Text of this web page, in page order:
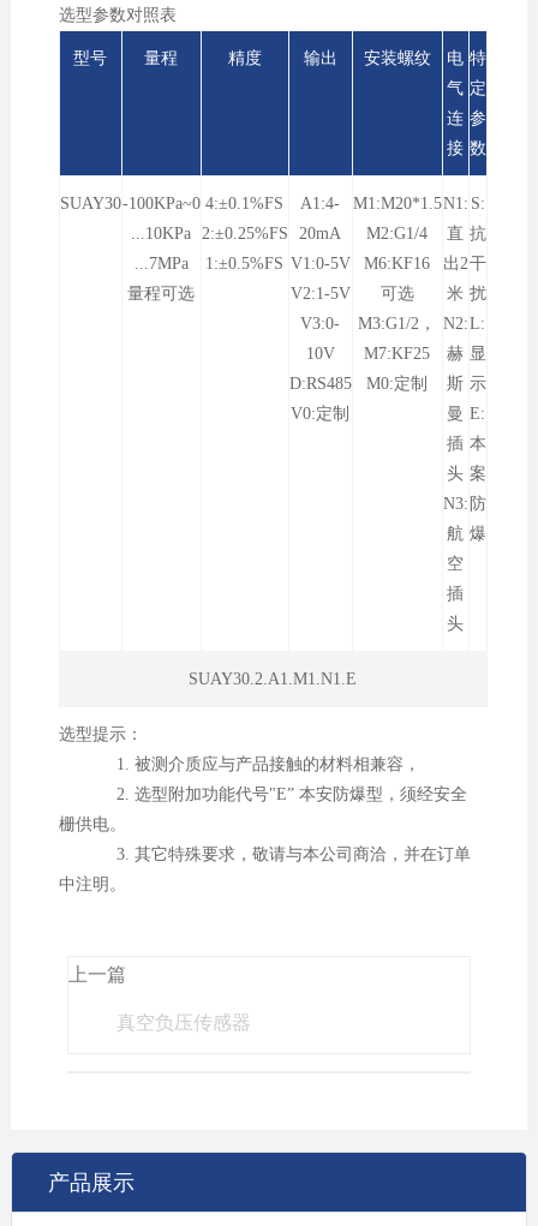
选型参数对照表
型号 量程 精度 输出 安装螺纹
电
气
连
接
特
定
参
数
SUAY30-100KPa~0
...10KPa
...7MPa
量程可选
4:±0.1%FS
2:±0.25%FS
1:±0.5%FS
A1:4-
20mA
V1:0-5V
V2:1-5V
V3:0-
10V
D:RS485
V0:定制
M1:M20*1.5
M2:G1/4
M6:KF16
可选
M3:G1/2，
M7:KF25
M0:定制
N1:
直
出2
米
N2:
赫
斯
曼
插
头
N3:
航
空
插
头
S:
抗
干
扰
L:
显
示
E:
本
案
防
爆
SUAY30.2.A1.M1.N1.E
选型提示：
1. 被测介质应与产品接触的材料相兼容，
2. 选型附加功能代号"E” 本安防爆型，须经安全
栅供电。
3. 其它特殊要求，敬请与本公司商洽，并在订单
中注明。
上一篇
真空负压传感器
产品展示